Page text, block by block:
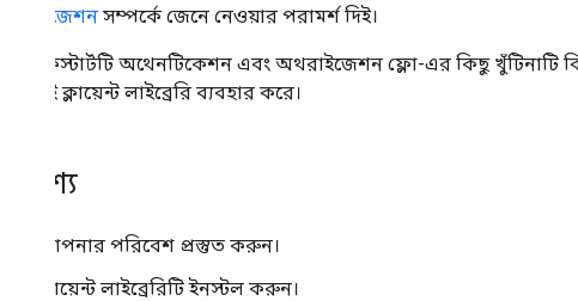
অথরাইজেশন সম্পর্কে জেনে নেওয়ার পরামর্শ দিই।
এই কুইকস্টার্টটি অথেনটিকেশন এবং অথরাইজেশন ফ্লো-এর কিছু খুঁটিনাটি
এপিআই ক্লায়েন্ট লাইব্রেরি ব্যবহার করে।
উদ্দেশ্য
আপনার পরিবেশ প্রস্তুত করুন।
ক্লায়েন্ট লাইব্রেরিটি ইনস্টল করুন।